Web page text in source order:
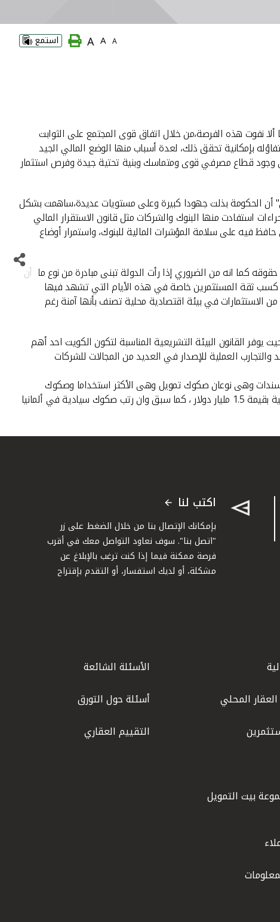
A
A
A استمع
نفوت هذه الفرصة،من خلال اتفاق قوى المجتمع على الثوابت
بإمكانية تحقق ذلك، لعدة أسباب منها الوضع المالي الجيد
وجود قطاع مصرفي قوى ومتماسك وبنية تحتية جيدة وفرص استثمار
أن الحكومة بذلت جهودا كبيرة وعلى مستويات عديدة،ساهمت بشكل
استفادت منها البنوك والشركات مثل قانون الاستقرار المالي
فيه على سلامة المؤشرات المالية للبنوك، واستمرار أوضاع
كما انه من الضروري إذا رأت الدولة تبنى مبادرة من نوع ما أن
كسب ثقة المستثمرين خاصة في هذه الأيام التي تشهد فيها
الاستثمارات في بيئة اقتصادية محلية تصنف بأنها آمنة رغم
إلى أهمية تطوير سوق الصكوك في الكويت و فرص الاستفادة المتوقعة من تعديل قانون الشركات الجديد 25 لسنة 2012، حيث يوفر القانون البيئة التشريعية المناسبة لتكون الكويت احد أهم
العملية للإصدار في العديد من المجالات للشركات
وهى نوعان صكوك تمويل وهى الأكثر استخداما وصكوك
مشاركة ، وقد قاد "بيتك" عمليات إصدار وترتيب وتمويل صكوك بنحو 7 مليارات دولار خلال الفترة الأخيرة منها صكوك سيادية للحكومة التركية بقيمة 1.5 مليار دولار ، كما سبق وان رتب صكوك سيادية في ألمانيا
اكتب لنا
بإمكانك الإتصال بنا من خلال الضغط على زر
"اتصل بنا". سوف نعاود التواصل معك في أقرب
فرصة ممكنة فيما إذا كنت ترغب بالإبلاغ عن
مشكلة، أو لديك استفسار، أو التقدم بإقتراح
المحلي
بيت التمويل
الأسئلة الشائعة
أسئلة حول التورق
التقييم العقاري